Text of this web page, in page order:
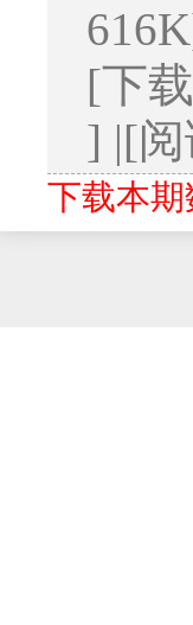
[下
] |[阅
下载本期